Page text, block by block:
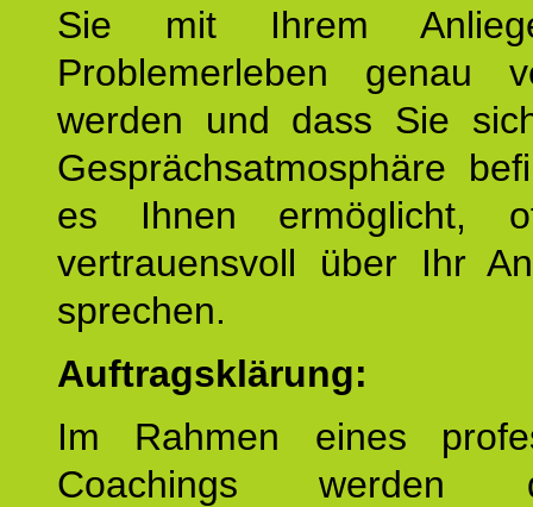
Sie mit Ihrem
Problemerleben genau
werden und dass Sie
Gesprächsatmosphäre
es Ihnen ermöglicht,
vertrauensvoll über Ihr
sprechen.
Auftragsklärung:
Im Rahmen eines
Coachings